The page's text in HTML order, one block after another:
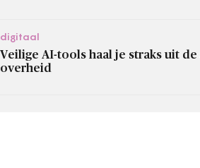
digitaal
Veilige AI-tools haal je straks uit de
overheid